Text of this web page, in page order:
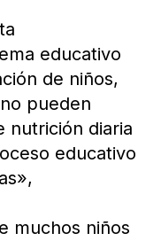
educativo
de niños,
pueden
nutrición diaria
educativo
muchos niños